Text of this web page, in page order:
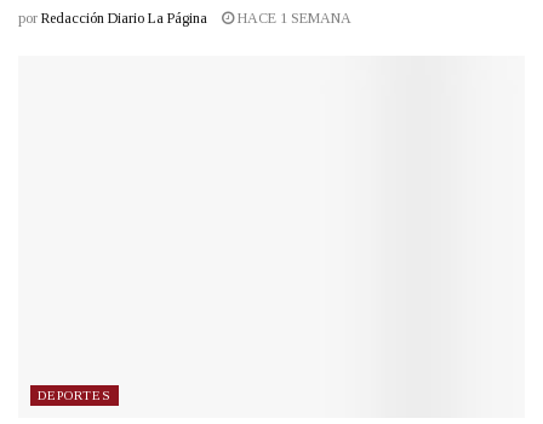
por Redacción Diario La Página HACE 1 SEMANA
DEPORTES